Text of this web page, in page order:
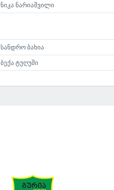
ნიკა ნარიაშვილი
სანდრო ბახია
ბექა ტუღუში